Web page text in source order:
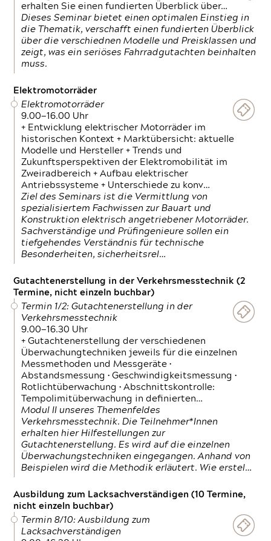
erhalten Sie einen fundierten Überblick über…
Dieses Seminar bietet einen optimalen Einstieg in
die Thematik, verschafft einen fundierten Überblick
über die verschiednen Modelle und Preisklassen und
zeigt, was ein seriöses Fahrradgutachten beinhalten
muss.
Elektromotorräder
Elektromotorräder
9.00—16.00 Uhr
+ Entwicklung elektrischer Motorräder im
historischen Kontext + Marktübersicht: aktuelle
Modelle und Hersteller + Trends und
Zukunftsperspektiven der Elektromobilität im
Zweiradbereich + Aufbau elektrischer
Antriebssysteme + Unterschiede zu konv…
Ziel des Seminars ist die Vermittlung von
spezialisiertem Fachwissen zur Bauart und
Konstruktion elektrisch angetriebener Motorräder.
Sachverständige und Prüfingenieure sollen ein
tiefgehendes Verständnis für technische
Besonderheiten, sicherheitsrel…
Gutachtenerstellung in der Verkehrsmesstechnik (2
Termine, nicht einzeln buchbar)
Termin 1/2: Gutachtenerstellung in der
Verkehrsmesstechnik
9.00—16.30 Uhr
+ Gutachtenerstellung der verschiedenen
Überwachungtechniken jeweils für die einzelnen
Messmethoden und Messgeräte •
Abstandsmessung • Geschwindigkeitsmessung •
Rotlichtüberwachung • Abschnittskontrolle:
Tempolimitüberwachung in definierten…
Modul II unseres Themenfeldes
Verkehrsmesstechnik. Die Teilnehmer*Innen
erhalten hier Hilfestellungen zur
Gutachtenerstellung. Es wird auf die einzelnen
Überwachungstechniken eingegangen. Anhand von
Beispielen wird die Methodik erläutert. Wie erstel…
Ausbildung zum Lacksachverständigen (10 Termine,
nicht einzeln buchbar)
Termin 8/10: Ausbildung zum
Lacksachverständigen